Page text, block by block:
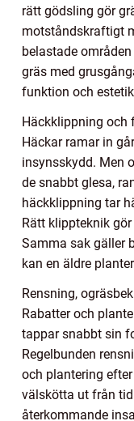
rätt gödsling gör
motståndskraftigt
belastade
gräs med
funktion och
Häckklippning och
Häckar ramar in
insynsskydd. Men
de snabbt glesa,
häckklippning tar
Rätt klippteknik
Samma sak gäller
kan en äldre
Rensning,
Rabatter och
tappar snabbt sin
Regelbunden
och plantering
välskötta ut från
återkommande